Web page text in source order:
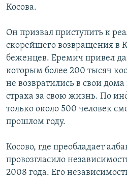
РАСПИСАНИЕ ВЕЩАНИЯ
ПОДПИШИТЕСЬ НА РАССЫЛКУ
СОЦИАЛЬНЫЕ СЕТИ
Все сайты РСЕ/РС
Косова.
Он призвал приступить к
скорейшего возвращения в
беженцев. Еремич привел
которым более 200 тысяч
не возвратились в свои
страха за свою жизнь. По
только около 500 человек
прошлом году.
Косово, где преобладает
провозгласило
2008 года. Его